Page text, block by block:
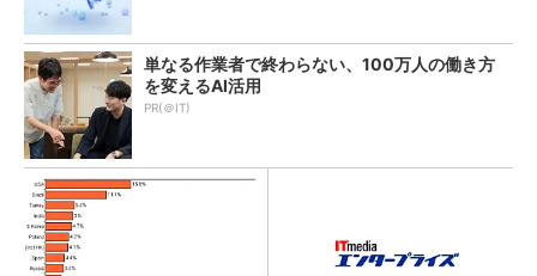
単なる作業者で終わらない、100万人の働き方
を変えるAI活用
PR(＠IT)